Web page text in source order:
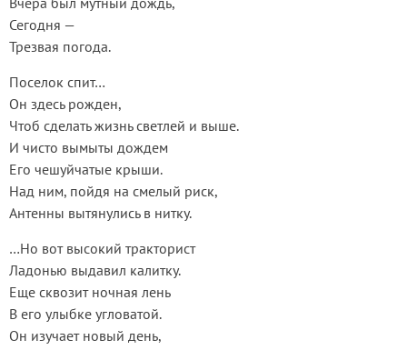
Сегодня —
Трезвая погода.
Поселок спит…
Он здесь рожден,
Чтоб сделать жизнь светлей и выше.
И чисто вымыты дождем
Его чешуйчатые крыши.
Над ним, пойдя на смелый риск,
Антенны вытянулись в нитку.
…Но вот высокий тракторист
Ладонью выдавил калитку.
Еще сквозит ночная лень
В его улыбке угловатой.
Он изучает новый день,